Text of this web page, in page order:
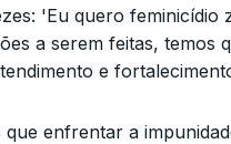
'Eu quero
a serem feitas, temos
e
enfrentar a